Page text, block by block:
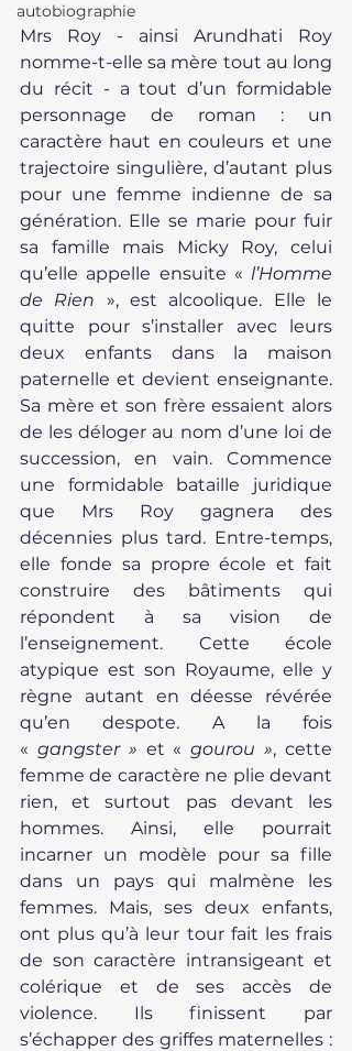
autobiographie
Mrs Roy - ainsi Arundhati Roy
nomme-t-elle sa mère tout au long
du récit - a tout d’un formidable
personnage de roman : un
caractère haut en couleurs et une
trajectoire singulière, d’autant plus
pour une femme indienne de sa
génération. Elle se marie pour fuir
sa famille mais Micky Roy, celui
qu’elle appelle ensuite « l’Homme
de Rien », est alcoolique. Elle le
quitte pour s’installer avec leurs
deux enfants dans la maison
paternelle et devient enseignante.
Sa mère et son frère essaient alors
de les déloger au nom d’une loi de
succession, en vain. Commence
une formidable bataille juridique
que Mrs Roy gagnera des
décennies plus tard. Entre-temps,
elle fonde sa propre école et fait
construire des bâtiments qui
répondent à sa vision de
l’enseignement. Cette école
atypique est son Royaume, elle y
règne autant en déesse révérée
qu’en despote. A la fois
« gangster » et « gourou », cette
femme de caractère ne plie devant
rien, et surtout pas devant les
hommes. Ainsi, elle pourrait
incarner un modèle pour sa fille
dans un pays qui malmène les
femmes. Mais, ses deux enfants,
ont plus qu’à leur tour fait les frais
de son caractère intransigeant et
colérique et de ses accès de
violence. Ils finissent par
s’échapper des griffes maternelles :